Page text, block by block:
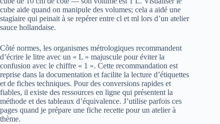
cube aide quand on manipule des volumes; cela a aidé une
stagiaire qui peinait à se repérer entre cl et ml lors d’un atelier
sauce hollandaise.
Côté normes, les organismes métrologiques recommandent
d’écrire le litre avec un « L » majuscule pour éviter la
confusion avec le chiffre « 1 ». Cette recommandation est
reprise dans la documentation et facilite la lecture d’étiquettes
et de fiches techniques. Pour des conversions rapides et
fiables, il existe des ressources en ligne qui présentent la
méthode et des tableaux d’équivalence. J’utilise parfois ces
pages quand je prépare une fiche recette pour un atelier à
thème.